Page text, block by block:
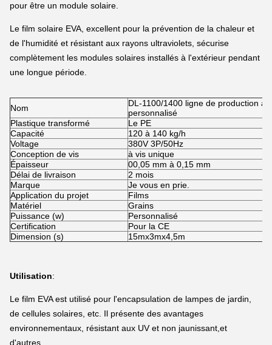
pour être un module solaire.
Le film solaire EVA, excellent pour la prévention de la chaleur et
de l'humidité et résistant aux rayons ultraviolets, sécurise
complètement les modules solaires installés à l'extérieur pendant
une longue période.
Nom
DL-1100/1400 ligne de production
personnalisé
Plastique transformé
Le PE
Capacité
120 à 140 kg/h
Voltage
380V 3P/50Hz
Conception de vis
à vis unique
Épaisseur
00,05 mm à 0,15 mm
Délai de livraison
2 mois
Marque
Je vous en prie.
Application du projet
Films
Matériel
Grains
Puissance (w)
Personnalisé
Certification
Pour la CE
Dimension (s)
15mx3mx4,5m
Utilisation:
Le film EVA est utilisé pour l'encapsulation de lampes de jardin,
de cellules solaires, etc. Il présente des avantages
environnementaux, résistant aux UV et non jaunissant,et
d'autres.